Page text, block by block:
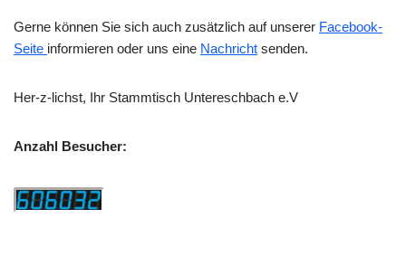
Gerne können Sie sich auch zusätzlich auf unserer Facebook-
Seite informieren oder uns eine Nachricht senden.
Her-z-lichst, Ihr Stammtisch Untereschbach e.V
Anzahl Besucher: